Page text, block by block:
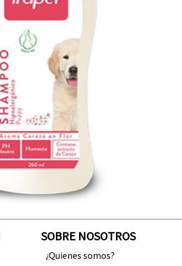
SOBRE NOSOTROS
¿Quienes somos?